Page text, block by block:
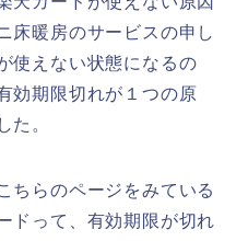
床暖房のサービスの申し
使えない状態になるの
効期限切れが１つの原
た。
ちらのページをみている
ドって、有効期限が切れ